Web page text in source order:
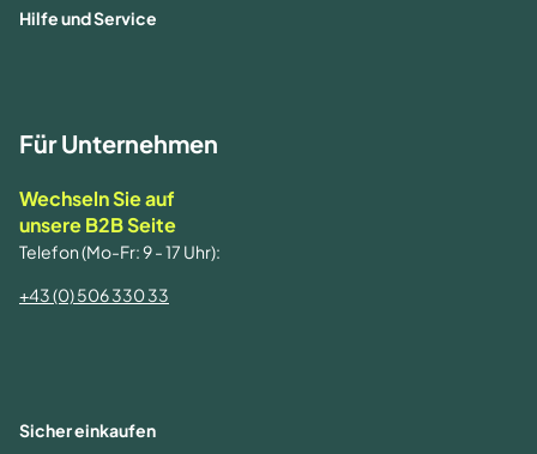
Hilfe und Service
Für Unternehmen
Wechseln Sie auf
unsere B2B Seite
Telefon (Mo-Fr: 9 - 17 Uhr):
+43 (0) 506 330 33
Sicher einkaufen